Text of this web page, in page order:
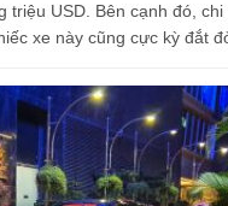
triệu USD. Bên cạnh đó,
xe này cũng cực kỳ đắt